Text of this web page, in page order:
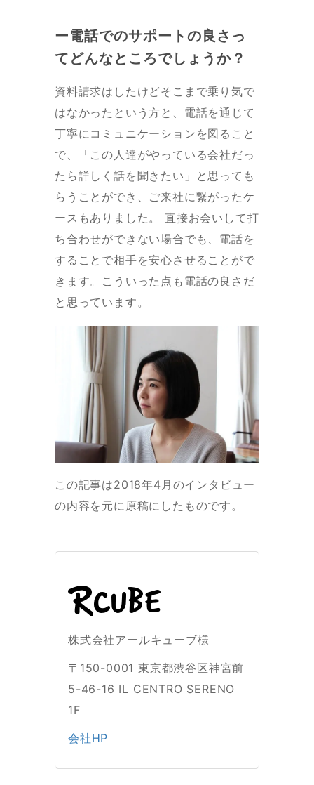
ー電話でのサポートの良さっ
てどんなところでしょうか？
資料請求はしたけどそこまで乗り気で
はなかったという方と、電話を通じて
丁寧にコミュニケーションを図ること
で、「この人達がやっている会社だっ
たら詳しく話を聞きたい」と思っても
らうことができ、ご来社に繋がったケ
ースもありました。 直接お会いして打
ち合わせができない場合でも、電話を
することで相手を安心させることがで
きます。こういった点も電話の良さだ
と思っています。
この記事は2018年4月のインタビュー
の内容を元に原稿にしたものです。
株式会社アールキューブ様
〒150-0001 東京都渋谷区神宮前
5-46-16 IL CENTRO SERENO
1F
会社HP